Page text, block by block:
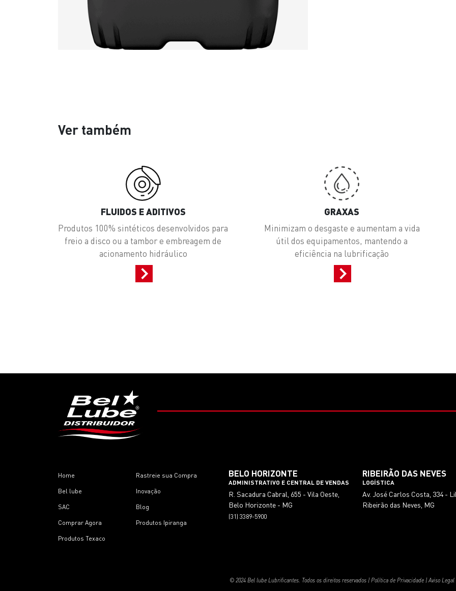
Ver também
FLUIDOS E ADITIVOS
Produtos 100% sintéticos desenvolvidos para
freio a disco ou a tambor e embreagem de
acionamento hidráulico
GRAXAS
Minimizam o desgaste e aumentam a vida
útil dos equipamentos, mantendo a
eficiência na lubrificação
Home Rastreie sua Compra
Bel lube Inovação
SAC Blog
Comprar Agora Produtos Ipiranga
Produtos Texaco
BELO HORIZONTE
ADMINISTRATIVO E CENTRAL DE VENDAS
R. Sacadura Cabral, 655 - Vila Oeste,
Belo Horizonte - MG
(31) 3389-5900
RIBEIRÃO DAS NEVES
LOGÍSTICA
Av. José Carlos Costa, 334 -
Ribeirão das Neves, MG
© 2024 Bel lube Lubrificantes. Todos os direitos reservados | Política de Privacidade | Aviso Legal